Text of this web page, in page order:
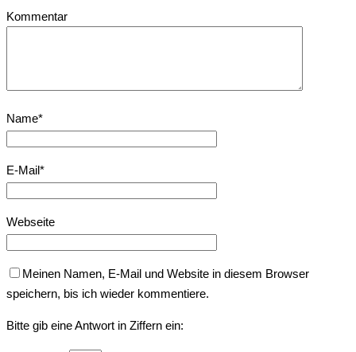
Kommentar
Name*
E-Mail*
Webseite
Meinen Namen, E-Mail und Website in diesem Browser
speichern, bis ich wieder kommentiere.
Bitte gib eine Antwort in Ziffern ein: